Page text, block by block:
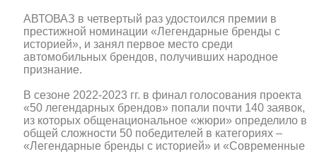
АВТОВАЗ в четвертый раз удостоился премии в
престижной номинации «Легендарные бренды с
историей», и занял первое место среди
автомобильных брендов, получивших народное
признание.
В сезоне 2022-2023 гг. в финал голосования проекта
«50 легендарных брендов» попали почти 140 заявок,
из которых общенациональное «жюри» определило в
общей сложности 50 победителей в категориях –
«Легендарные бренды с историей» и «Современные